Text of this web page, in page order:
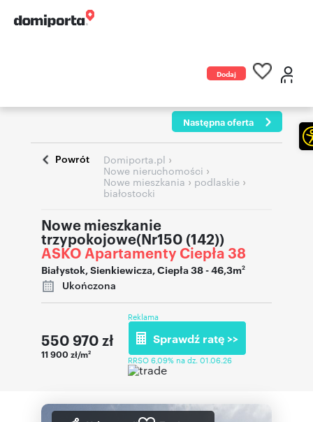
Dodaj
Następna oferta
Powrót Domiporta.pl ›
Nowe nieruchomości ›
Nowe mieszkania › podlaskie ›
białostocki
Nowe mieszkanie
trzypokojowe(Nr150 (142))
ASKO Apartamenty Ciepła 38
Białystok,Sienkiewicza,Ciepła 38- 46,3m2
Ukończona
550 970 zł
11 900 zł/m2
Reklama
Sprawdź ratę >>
RRSO 6,09% na dz. 01.06.26